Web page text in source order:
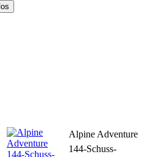
los
Alpine Adventure
144-Schuss-